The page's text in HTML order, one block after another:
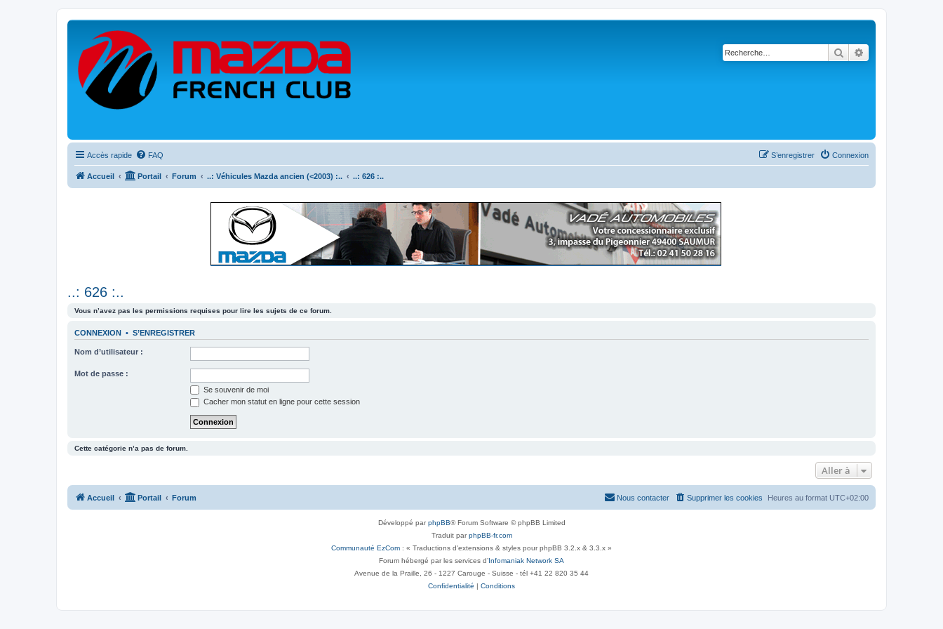
Rechercher
Accès rapide FAQ Connexion
S’enregistrer
Accueil Portail Forum ..: Véhicules Mazda ancien (<2003) :.. ..: 626 :..
..: 626 :..
Vous n’avez pas les permissions requises pour lire les sujets de ce forum.
CONNEXION • S’ENREGISTRER
Nom d’utilisateur :
Mot de passe :
Se souvenir de moi
Cacher mon statut en ligne pour cette session
Cette catégorie n’a pas de forum.
Aller à
Accueil Portail Forum Heures au format UTC+02:00
Supprimer les cookies
Nous contacter
Développé parphpBB® Forum Software © phpBB Limited
Traduit parphpBB-fr.com
Communauté EzCom : « Traductions d'extensions & styles pour phpBB 3.2.x & 3.3.x »
Forum hébergé par les services d’Infomaniak Network SA
Avenue de la Praille, 26 - 1227 Carouge - Suisse - tél +41 22 820 35 44
Confidentialité | Conditions